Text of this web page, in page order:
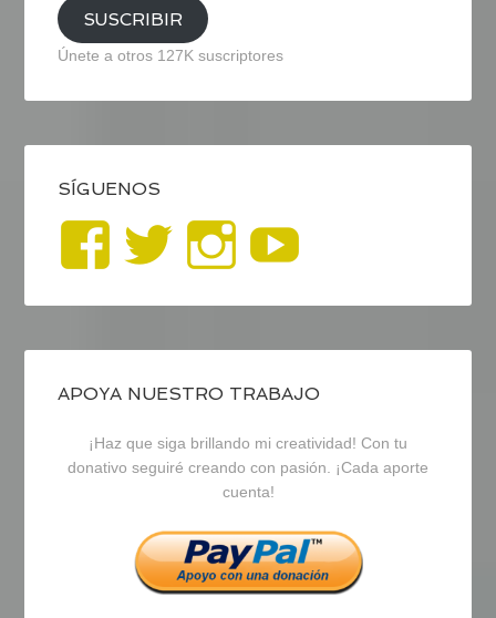
SUSCRIBIR
Únete a otros 127K suscriptores
SÍGUENOS
Ver
perfil
de
blogrecursosep
en
Facebook
Ver
perfil
de
recursosep
en
Twitter
Ver
perfil
de
recursosep
en
Instagram
APOYA NUESTRO TRABAJO
¡Haz que siga brillando mi creatividad! Con tu
donativo seguiré creando con pasión. ¡Cada aporte
cuenta!